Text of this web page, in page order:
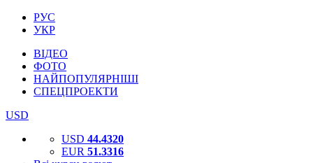
РУС
УКР
ВІДЕО
ФОТО
НАЙПОПУЛЯРНІШІ
СПЕЦПРОЕКТИ
USD
USD 44.4320
EUR 51.3316